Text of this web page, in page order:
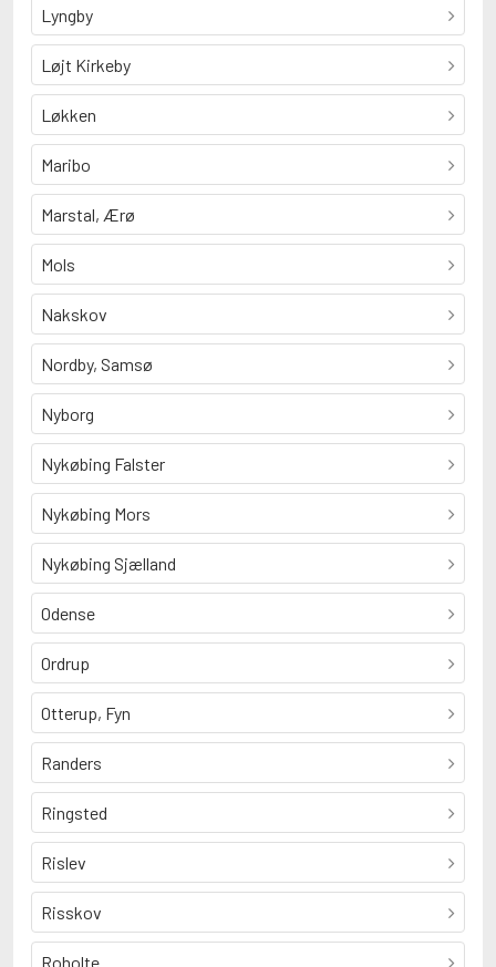
Lyngby
Løjt Kirkeby
Løkken
Maribo
Marstal, Ærø
Mols
Nakskov
Nordby, Samsø
Nyborg
Nykøbing Falster
Nykøbing Mors
Nykøbing Sjælland
Odense
Ordrup
Otterup, Fyn
Randers
Ringsted
Rislev
Risskov
Roholte